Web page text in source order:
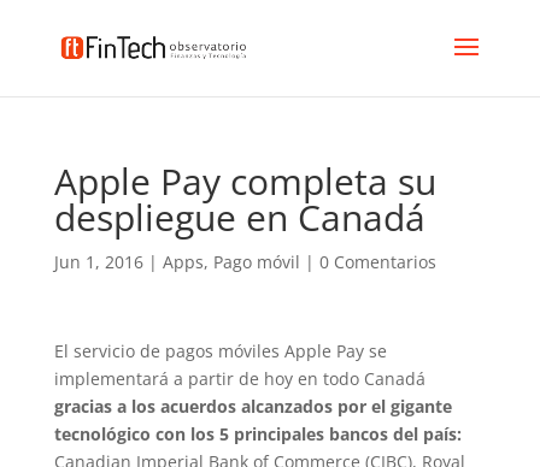
Apple Pay completa su
despliegue en Canadá
Jun 1, 2016| Apps, Pago móvil | 0 Comentarios
El servicio de pagos móviles Apple Pay se
implementará a partir de hoy en todo Canadá
gracias a los acuerdos alcanzados por el gigante
tecnológico con los 5 principales bancos del país:
Canadian Imperial Bank of Commerce (CIBC), Royal